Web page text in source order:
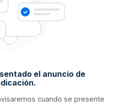
el anuncio de
cuando se presente